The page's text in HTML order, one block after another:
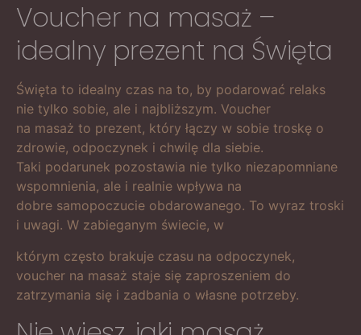
Voucher na masaż –
idealny prezent na Święta
Święta to idealny czas na to, by podarować relaks
nie tylko sobie, ale i najbliższym. Voucher
na masaż to prezent, który łączy w sobie troskę o
zdrowie, odpoczynek i chwilę dla siebie.
Taki podarunek pozostawia nie tylko niezapomniane
wspomnienia, ale i realnie wpływa na
dobre samopoczucie obdarowanego. To wyraz troski
i uwagi. W zabieganym świecie, w
którym często brakuje czasu na odpoczynek,
voucher na masaż staje się zaproszeniem do
zatrzymania się i zadbania o własne potrzeby.